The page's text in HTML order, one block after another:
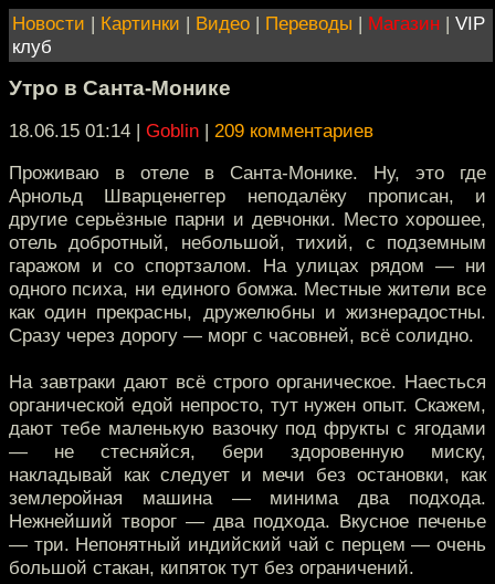
Новости | Картинки | Видео | Переводы | Магазин | VIP
клуб
Утро в Санта-Монике
18.06.15 01:14 | Goblin | 209 комментариев
Проживаю в отеле в Санта-Монике. Ну, это где
Арнольд Шварценеггер неподалёку прописан, и
другие серьёзные парни и девчонки. Место хорошее,
отель добротный, небольшой, тихий, с подземным
гаражом и со спортзалом. На улицах рядом — ни
одного психа, ни единого бомжа. Местные жители все
как один прекрасны, дружелюбны и жизнерадостны.
Сразу через дорогу — морг с часовней, всё солидно.
На завтраки дают всё строго органическое. Наесться
органической едой непросто, тут нужен опыт. Скажем,
дают тебе маленькую вазочку под фрукты с ягодами
— не стесняйся, бери здоровенную миску,
накладывай как следует и мечи без остановки, как
землеройная машина — минима два подхода.
Нежнейший творог — два подхода. Вкусное печенье
— три. Непонятный индийский чай с перцем — очень
большой стакан, кипяток тут без ограничений.